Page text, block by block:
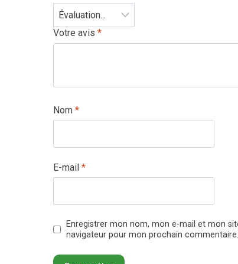
Votre avis*
Nom*
E-mail*
Enregistrer mon nom, mon e-mail et mon
navigateur pour mon prochain commentaire.